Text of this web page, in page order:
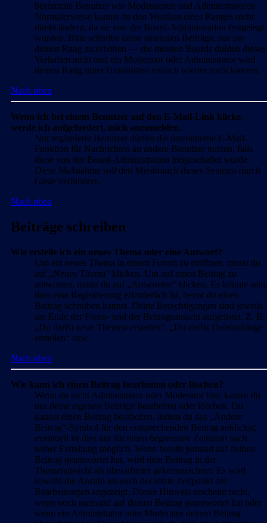
bestimmte Benutzer wie Moderatoren und Administratoren.
Normalerweise kannst du den Wortlaut eines Ranges nicht
direkt ändern, da sie von der Board-Administration festgelegt
wurden. Bitte schreibe keine sinnlosen Beiträge, nur um
deinen Rang zu erhöhen — die meisten Boards dulden dieses
Verhalten nicht und ein Moderator oder Administrator wird
deinen Rang unter Umständen einfach wieder zurücksetzen.
Nach oben
Wenn ich bei einem Benutzer auf den E-Mail-Link klicke,
werde ich aufgefordert, mich anzumelden.
Nur registrierte Benutzer dürfen die foreninterne E-Mail-
Funktion für Nachrichten an andere Benutzer nutzen, falls
diese von der Board-Administration freigeschaltet wurde.
Diese Maßnahme soll den Missbrauch dieses Systems durch
Gäste verhindern.
Nach oben
Beiträge schreiben
Wie erstelle ich ein neues Thema oder eine Antwort?
Um ein neues Thema in einem Forum zu eröffnen, musst du
auf „Neues Thema“ klicken. Um auf einen Beitrag zu
antworten, musst du auf „Antworten“ klicken. Es könnte sein,
dass eine Registrierung erforderlich ist, bevor du einen
Beitrag schreiben kannst. Deine Berechtigungen sind jeweils
am Ende der Foren- und der Beitragsansicht aufgelistet. Z. B.
„Du darfst neue Themen erstellen“, „Du darfst Dateianhänge
erstellen“ usw.
Nach oben
Wie kann ich einen Beitrag bearbeiten oder löschen?
Wenn du nicht Administrator oder Moderator bist, kannst du
nur deine eigenen Beiträge bearbeiten oder löschen. Du
kannst einen Beitrag bearbeiten, indem du das „Ändere
Beitrag“-Symbol für den entsprechenden Beitrag anklickst;
eventuell ist dies nur für einen begrenzten Zeitraum nach
seiner Erstellung möglich. Wenn bereits jemand auf deinen
Beitrag geantwortet hat, wird dein Beitrag in der
Themenansicht als überarbeitet gekennzeichnet. Es wird
sowohl die Anzahl als auch der letzte Zeitpunkt der
Bearbeitungen angezeigt. Dieser Hinweis erscheint nicht,
wenn noch niemand auf deinen Beitrag geantwortet hat oder
wenn ein Administrator oder Moderator deinen Beitrag